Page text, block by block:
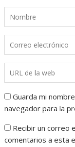
Guarda mi
navegador para la
Recibir un correo
comentarios a esta